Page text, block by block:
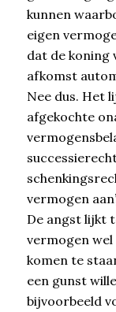
kunnen
eigen
dat de koning
afkomst
Nee dus. Het
afgekochte
vermogen
De angst lijkt
vermogen wel
komen te
een gunst
bijvoorbeeld